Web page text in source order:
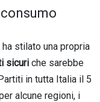
stilato una propria
sicuri che sarebbe
in tutta Italia il 5
alcune regioni, i